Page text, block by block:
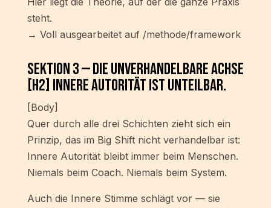
steht.
→ Voll ausgearbeitet auf /methode/framework
Sektion 3 — Die unverhandelbare Achse
[H2] Innere Autorität ist unteilbar.
[Body]
Quer durch alle drei Schichten zieht sich ein
Prinzip, das im Big Shift nicht verhandelbar ist:
Innere Autorität bleibt immer beim Menschen.
Niemals beim Coach. Niemals beim System.
Auch die Innere Stimme schlägt vor — sie